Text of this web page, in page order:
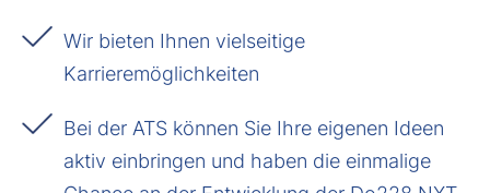
Wir bieten Ihnen vielseitige
Karrieremöglichkeiten
Bei der ATS können Sie Ihre eigenen Ideen
aktiv einbringen und haben die einmalige